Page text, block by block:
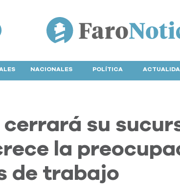
NACIONALES POLÍTICA
su
la
de trabajo